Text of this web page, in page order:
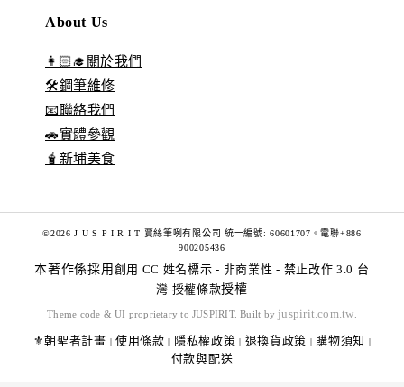
About Us
👩🏻‍🎓關於我們
🛠️鋼筆維修
📧聯絡我們
🚗實體參觀
🧋新埔美食
©2026 J U S P I R I T 賈絲筆咧有限公司 統一編號: 60601707。電聯+886
900205436
本著作係採用 創用 CC 姓名標示 - 非商業性 - 禁止改作 3.0 台
灣 授權條款授權
Theme code & UI proprietary to JUSPIRIT. Built by juspirit.com.tw
⚜️朝聖者計畫 | 使用條款 | 隱私權政策 | 退換貨政策 | 購物須知 |
付款與配送